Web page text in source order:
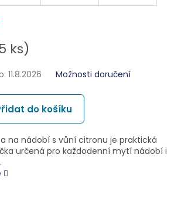
ks)
11.8.2026 Možnosti doručení
do košíku
na nádobí s vůní citronu je praktická
určená pro každodenní mytí nádobí i